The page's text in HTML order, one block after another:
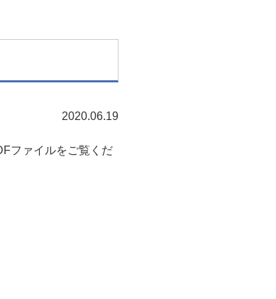
2020.06.19
ファイルをご覧くだ